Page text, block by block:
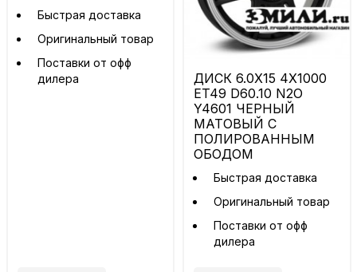
Быстрая доставка
Оригинальный товар
Поставки от офф
дилера
ДИСК 6.0X15 4X1000
ET49 D60.10 N2O
Y4601 ЧЕРНЫЙ
МАТОВЫЙ С
ПОЛИРОВАННЫМ
ОБОДОМ
Быстрая доставка
Оригинальный товар
Поставки от офф
дилера